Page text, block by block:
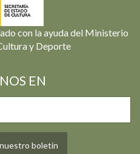
con la ayuda del Ministerio
y Deporte
EN
boletín